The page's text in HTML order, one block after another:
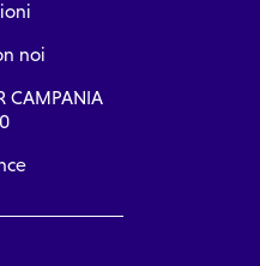
noi
CAMPANIA